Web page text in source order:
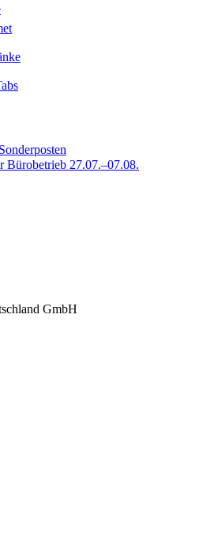
Bürobetrieb 27.07.–07.08.
GmbH